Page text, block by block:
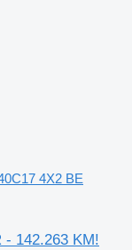
4X2 BE
- 142.263 KM!